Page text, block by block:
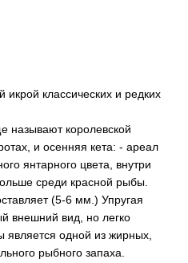
классических и редких
называют королевской
и осенняя кета: - ареал
янтарного цвета, внутри
среди красной рыбы.
(5-6 мм.) Упругая
внешний вид, но легко
является одной из жирных,
рыбного запаха.